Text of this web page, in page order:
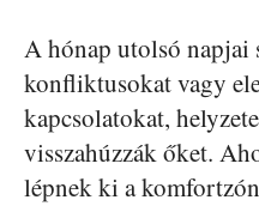
A hónap utolsó napjai
konfliktusokat vagy
kapcsolatokat,
visszahúzzák őket.
lépnek ki a